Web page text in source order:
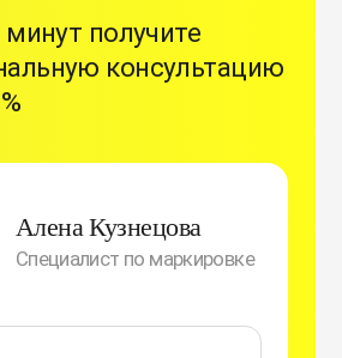
минут получите
консультацию
Алена Кузнецова
Специалист по маркировке